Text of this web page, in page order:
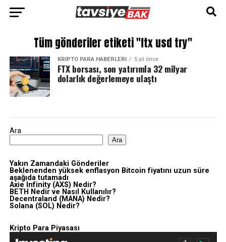
Tüm gönderiler etiketi "ftx usd try"
KRIPTO PARA HABERLERI 5 yıl önce
FTX borsası, son yatırımla 32 milyar
dolarlık değerlemeye ulaştı
Ara
Ara
Yakın Zamandaki Gönderiler
Beklenenden yüksek enflasyon Bitcoin fiyatını uzun süre
aşağıda tutamadı
Axie Infinity (AXS) Nedir?
BETH Nedir ve Nasıl Kullanılır?
Decentraland (MANA) Nedir?
Solana (SOL) Nedir?
Kripto Para Piyasası